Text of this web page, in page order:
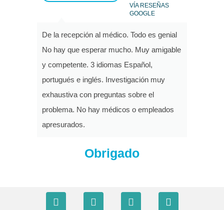
De la recepción al médico. Todo es genial
No hay que esperar mucho. Muy amigable
y competente. 3 idiomas Español,
portugués e inglés. Investigación muy
exhaustiva con preguntas sobre el
problema. No hay médicos o empleados
apresurados.
VÍA RESEÑAS
GOOGLE
Obrigado